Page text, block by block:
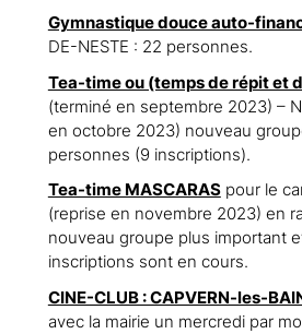
Gymnastique douce auto-
DE-NESTE : 22 personnes.
Tea-time ou (temps de répit et
(terminé en septembre 2023) –
en octobre 2023) nouveau
personnes (9 inscriptions).
Tea-time MASCARASpour le
(reprise en novembre 2023) en
nouveau groupe plus important
inscriptions sont en cours.
CINE-CLUB : CAPVERN-les-
avec la mairie un mercredi par